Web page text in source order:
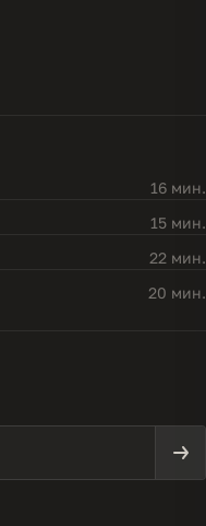
16 мин.
15 мин.
22 мин.
20 мин.